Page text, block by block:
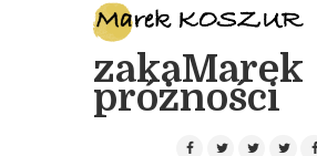
zakaMarek
próżności